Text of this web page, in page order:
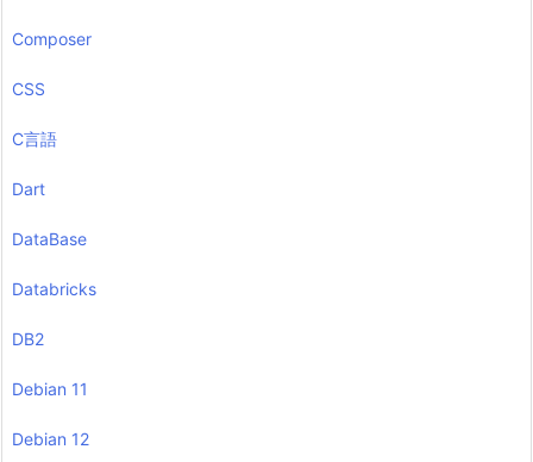
Composer
CSS
C言語
Dart
DataBase
Databricks
DB2
Debian 11
Debian 12